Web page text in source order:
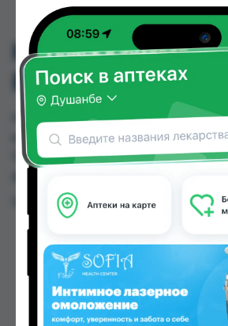
HEPEEL N
PZN: 03352455,
HEPEEL N AMPULLEN PZN:
купить или заказать в аптеках,
Олмони №1 по цене от 340.00
Цена: от340.00 TJS